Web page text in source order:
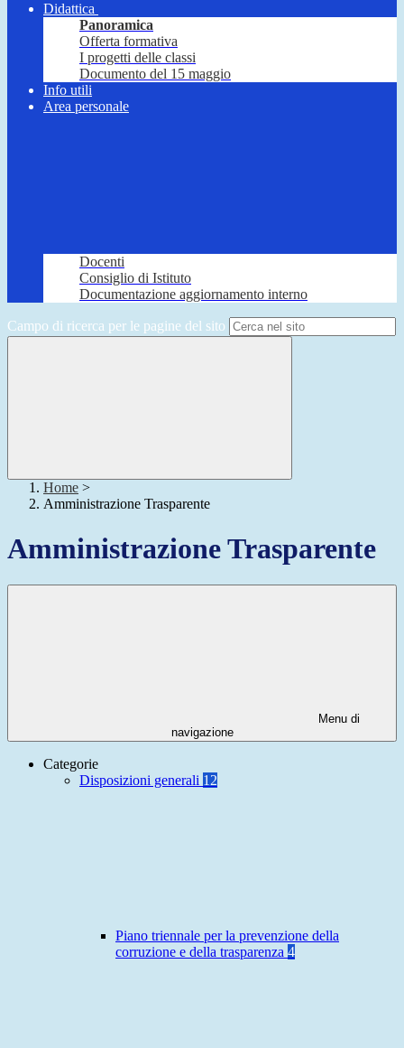
Didattica
Panoramica
Offerta formativa
I progetti delle classi
Documento del 15 maggio
Info utili
Area personale
Docenti
Consiglio di Istituto
Documentazione aggiornamento interno
Campo di ricerca per le pagine del sito
Home >
Amministrazione Trasparente
Amministrazione Trasparente
Menu di
navigazione
Categorie
Disposizioni generali 12
Piano triennale per la prevenzione della
corruzione e della trasparenza 4